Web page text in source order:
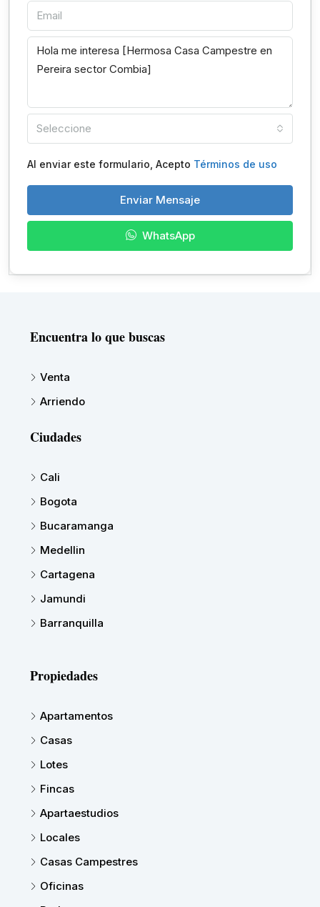
Seleccione
Al enviar este formulario, Acepto Términos de uso
Enviar Mensaje
WhatsApp
Encuentra lo que buscas
Venta
Arriendo
Ciudades
Cali
Bogota
Bucaramanga
Medellin
Cartagena
Jamundi
Barranquilla
Propiedades
Apartamentos
Casas
Lotes
Fincas
Apartaestudios
Locales
Casas Campestres
Oficinas